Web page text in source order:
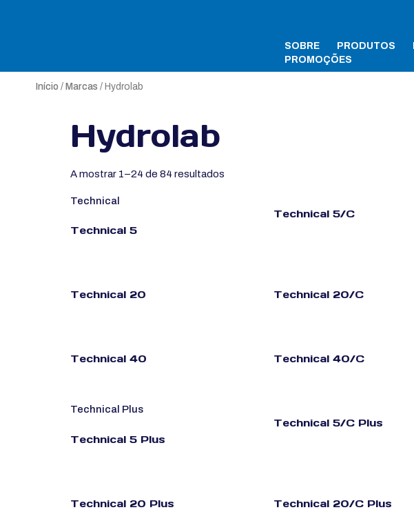
SOBRE PRODUTOS
PROMOÇÕES
Início / Marcas / Hydrolab
Hydrolab
A mostrar 1–24 de 84 resultados
Technical
Technical 5
Technical 5/C
Technical 20 Technical 20/C
Technical 40 Technical 40/C
Technical Plus
Technical 5 Plus
Technical 5/C Plus
Technical 20 Plus Technical 20/C Plus